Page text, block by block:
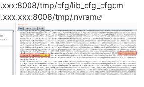
tmp/cfg/lib_cfg_cfgcm
tmp/.nvram